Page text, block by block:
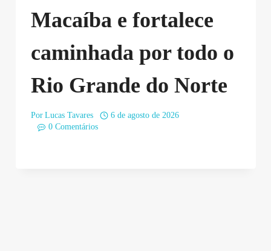
Macaíba e fortalece
caminhada por todo o
Rio Grande do Norte
Por Lucas Tavares
6 de agosto de 2026
0 Comentários